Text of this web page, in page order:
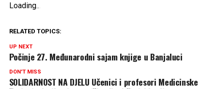
Loading...
RELATED TOPICS:
UP NEXT
Počinje 27. Međunarodni sajam knjige u Banjaluci
DON'T MISS
SOLIDARNOST NA DJELU Učenici i profesori Medicinske